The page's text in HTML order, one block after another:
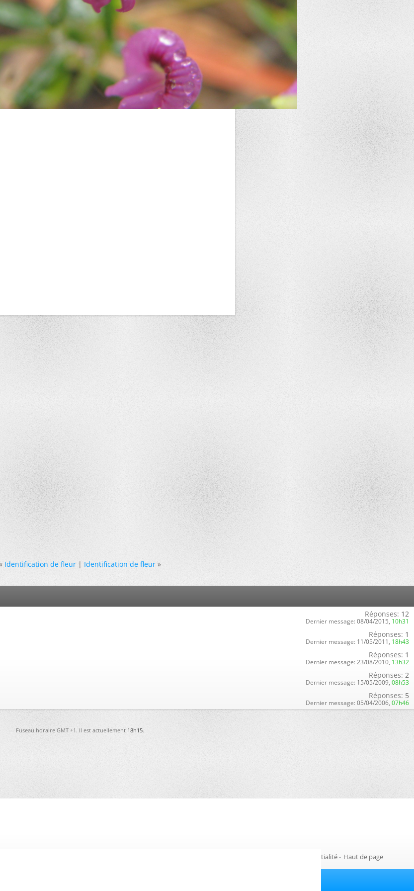
Identification de fleur|Identification de fleur »
Réponses: 12
Dernier message: 08/04/2015, 10h31
Réponses: 1
Dernier message: 11/05/2011, 18h43
Réponses: 1
Dernier message: 23/08/2010, 13h32
Réponses: 2
Dernier message: 15/05/2009, 08h53
Réponses: 5
Dernier message: 05/04/2006, 07h46
Fuseau horaire GMT +1. Il est actuellement18h15.
Politique de confidentialité- Haut de page